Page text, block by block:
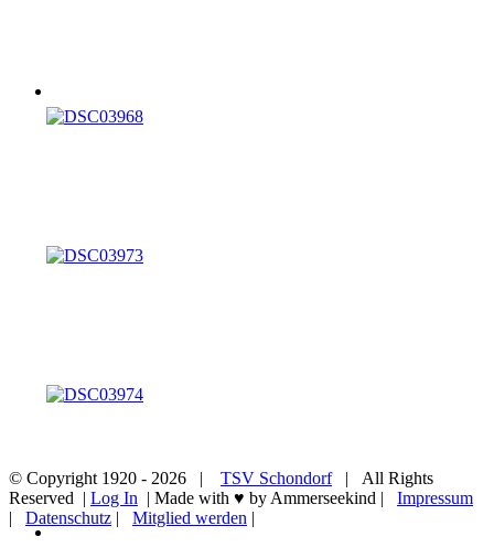
© Copyright 1920 - 2026 | TSV Schondorf| All Rights
Reserved | Log In | Made with ♥ by Ammerseekind | Impressum
| Datenschutz | Mitglied werden |
Nach